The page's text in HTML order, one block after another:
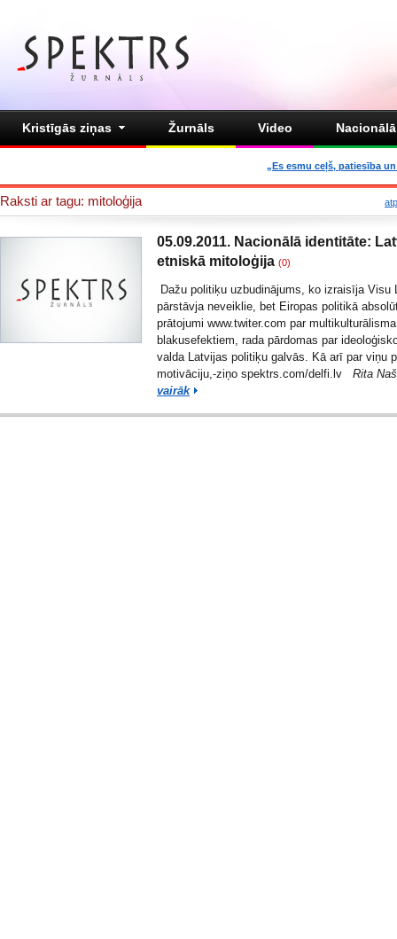
Kristīgās ziņas Žurnāls Video
„Es esmu ceļš, patiesība
Raksti ar tagu: mitoloģija
05.09.2011. Nacionālā identitāte:
etniskā mitoloģija (0)
Dažu politiķu uzbudinājums, ko izraisīja Visu
pārstāvja neveiklie, bet Eiropas politikā
prātojumi www.twiter.com par multikulturālisma
blakusefektiem, rada pārdomas par
valda Latvijas politiķu galvās. Kā arī par viņu
motivāciju,-ziņo spektrs.com/delfi.lv
Rita
vairāk